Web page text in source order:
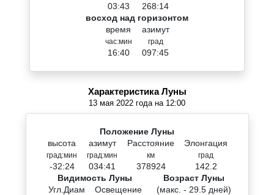
03:43
268:14
восход над горизонтом
время
час:мин
16:40
азимут
град
097:45
Характеристика Луны
13 мая 2022 года на 12:00
Положение Луны
высота
град:мин
-32:24
азимут
град:мин
034:41
Расстояние
км
378924
Элонгация
град
142.2
Видимость Луны
Угл.Диам
Освещение
Возраст Луны
(макс. - 29.5 дней)